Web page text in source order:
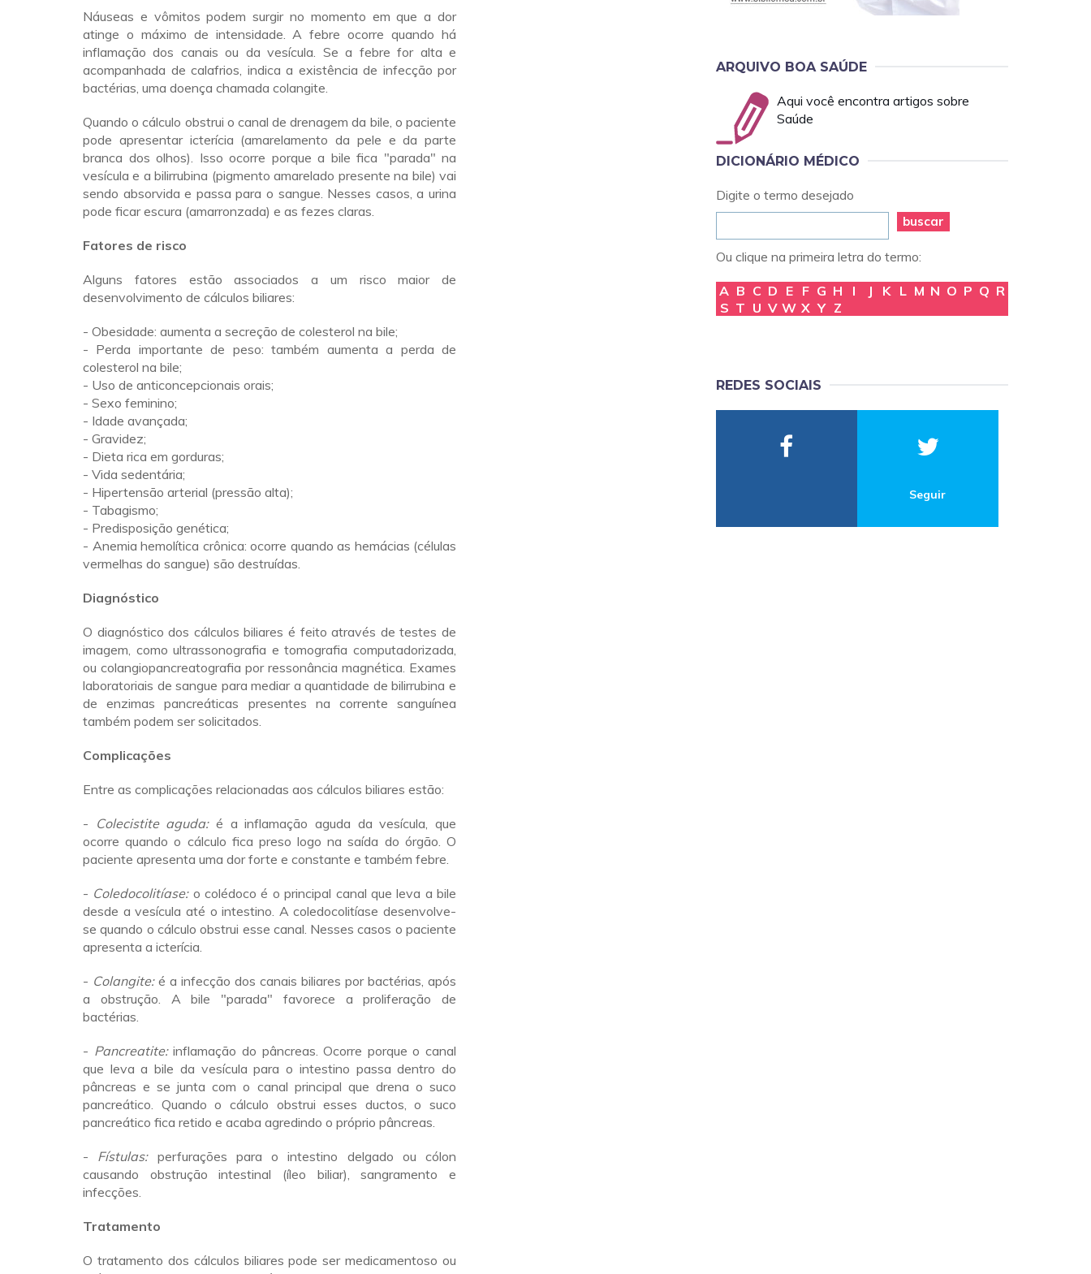
Náuseas e vômitos podem surgir no momento em que a dor
atinge o máximo de intensidade. A febre ocorre quando há
inflamação dos canais ou da vesícula. Se a febre for alta e
acompanhada de calafrios, indica a existência de infecção por
bactérias, uma doença chamada colangite.
Quando o cálculo obstrui o canal de drenagem da bile, o paciente
pode apresentar icterícia (amarelamento da pele e da parte
branca dos olhos). Isso ocorre porque a bile fica "parada" na
vesícula e a bilirrubina (pigmento amarelado presente na bile) vai
sendo absorvida e passa para o sangue. Nesses casos, a urina
pode ficar escura (amarronzada) e as fezes claras.
Fatores de risco
Alguns fatores estão associados a um risco maior de
desenvolvimento de cálculos biliares:
- Obesidade: aumenta a secreção de colesterol na bile;
- Perda importante de peso: também aumenta a perda de
colesterol na bile;
- Uso de anticoncepcionais orais;
- Sexo feminino;
- Idade avançada;
- Gravidez;
- Dieta rica em gorduras;
- Vida sedentária;
- Hipertensão arterial (pressão alta);
- Tabagismo;
- Predisposição genética;
- Anemia hemolítica crônica: ocorre quando as hemácias (células
vermelhas do sangue) são destruídas.
Diagnóstico
O diagnóstico dos cálculos biliares é feito através de testes de
imagem, como ultrassonografia e tomografia computadorizada,
ou colangiopancreatografia por ressonância magnética. Exames
laboratoriais de sangue para mediar a quantidade de bilirrubina e
de enzimas pancreáticas presentes na corrente sanguínea
também podem ser solicitados.
Complicações
Entre as complicações relacionadas aos cálculos biliares estão:
- Colecistite aguda:é a inflamação aguda da vesícula, que
ocorre quando o cálculo fica preso logo na saída do órgão. O
paciente apresenta uma dor forte e constante e também febre.
- Coledocolitíase:o colédoco é o principal canal que leva a bile
desde a vesícula até o intestino. A coledocolitíase desenvolve-
se quando o cálculo obstrui esse canal. Nesses casos o paciente
apresenta a icterícia.
- Colangite:é a infecção dos canais biliares por bactérias, após
a obstrução. A bile "parada" favorece a proliferação de
bactérias.
- Pancreatite:inflamação do pâncreas. Ocorre porque o canal
que leva a bile da vesícula para o intestino passa dentro do
pâncreas e se junta com o canal principal que drena o suco
pancreático. Quando o cálculo obstrui esses ductos, o suco
pancreático fica retido e acaba agredindo o próprio pâncreas.
- Fístulas: perfurações para o intestino delgado ou cólon
causando obstrução intestinal (íleo biliar), sangramento e
infecções.
Tratamento
O tratamento dos cálculos biliares pode ser medicamentoso ou
ARQUIVO BOA SAÚDE
Aqui você encontra artigos sobre
Saúde
DICIONÁRIO MÉDICO
Digite o termo desejado
buscar
Ou clique na primeira letra do termo:
A B C D E F G H I J K L M N O P Q R
S T U V W X Y Z
REDES SOCIAIS
Seguir